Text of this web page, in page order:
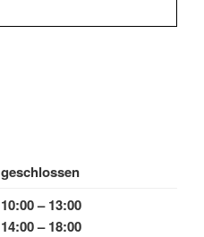
geschlossen
10:00 – 13:00
14:00 – 18:00